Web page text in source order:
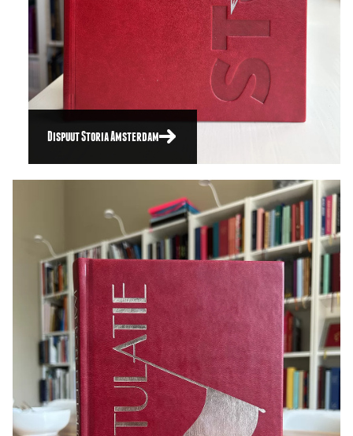
Dispuut Storia Amsterdam